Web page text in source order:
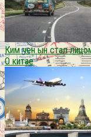
Ким чен ын стал
О китае